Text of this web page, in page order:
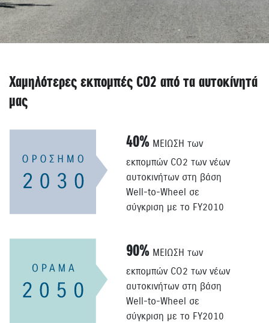
Χαμηλότερες εκπομπές CO2 από τα αυτοκίνητά
μας
40% ΜΕΙΩΣΗ των
εκπομπών CO2 των νέων
αυτοκινήτων στη βάση
Well-to-Wheel σε
σύγκριση με το FY2010
90% ΜΕΙΩΣΗ των
εκπομπών CO2 των νέων
αυτοκινήτων στη βάση
Well-to-Wheel σε
σύγκριση με το FY2010